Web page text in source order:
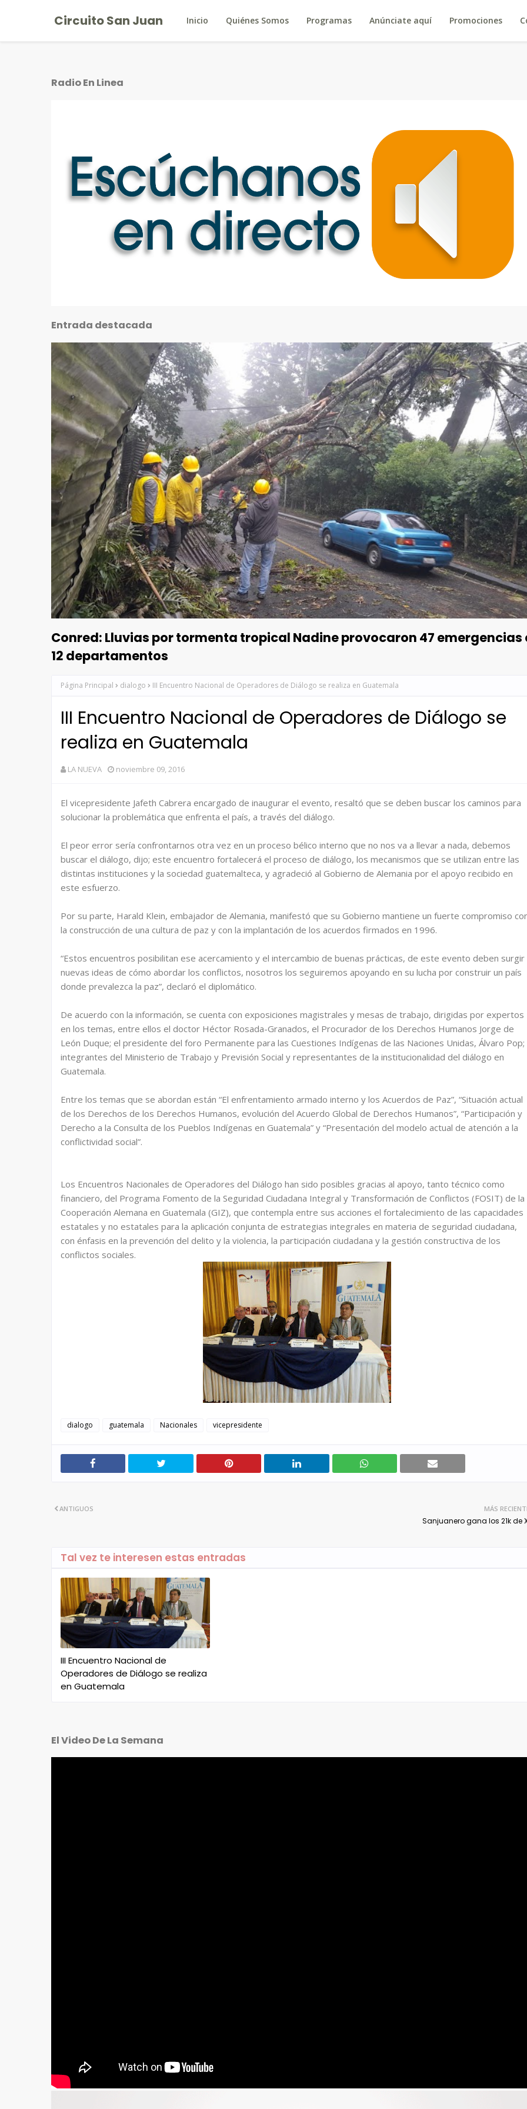
Circuito San Juan Inicio Quiénes Somos Programas Anúnciate aquí Promociones
Radio En Linea
Entrada destacada
Conred: Lluvias por tormenta tropical Nadine provocaron 47 emergencias
12 departamentos
Página Principal dialogo III Encuentro Nacional de Operadores de Diálogo se realiza en Guatemala
III Encuentro Nacional de Operadores de Diálogo se
realiza en Guatemala
LA NUEVA noviembre 09, 2016
El vicepresidente Jafeth Cabrera encargado de inaugurar el evento, resaltó que se deben buscar los caminos para
solucionar la problemática que enfrenta el país, a través del diálogo.
El peor error sería confrontarnos otra vez en un proceso bélico interno que no nos va a llevar a nada, debemos
buscar el diálogo, dijo; este encuentro fortalecerá el proceso de diálogo, los mecanismos que se utilizan entre las
distintas instituciones y la sociedad guatemalteca, y agradeció al Gobierno de Alemania por el apoyo recibido en
este esfuerzo.
Por su parte, Harald Klein, embajador de Alemania, manifestó que su Gobierno mantiene un fuerte compromiso
la construcción de una cultura de paz y con la implantación de los acuerdos firmados en 1996.
“Estos encuentros posibilitan ese acercamiento y el intercambio de buenas prácticas, de este evento deben surgir
nuevas ideas de cómo abordar los conflictos, nosotros los seguiremos apoyando en su lucha por construir un país
donde prevalezca la paz”, declaró el diplomático.
De acuerdo con la información, se cuenta con exposiciones magistrales y mesas de trabajo, dirigidas por expertos
en los temas, entre ellos el doctor Héctor Rosada-Granados, el Procurador de los Derechos Humanos Jorge de
León Duque; el presidente del foro Permanente para las Cuestiones Indígenas de las Naciones Unidas, Álvaro Pop;
integrantes del Ministerio de Trabajo y Previsión Social y representantes de la institucionalidad del diálogo en
Guatemala.
Entre los temas que se abordan están “El enfrentamiento armado interno y los Acuerdos de Paz”, “Situación actual
de los Derechos de los Derechos Humanos, evolución del Acuerdo Global de Derechos Humanos”, “Participación y
Derecho a la Consulta de los Pueblos Indígenas en Guatemala” y “Presentación del modelo actual de atención a la
conflictividad social”.
Los Encuentros Nacionales de Operadores del Diálogo han sido posibles gracias al apoyo, tanto técnico como
financiero, del Programa Fomento de la Seguridad Ciudadana Integral y Transformación de Conflictos (FOSIT) de la
Cooperación Alemana en Guatemala (GIZ), que contempla entre sus acciones el fortalecimiento de las capacidades
estatales y no estatales para la aplicación conjunta de estrategias integrales en materia de seguridad ciudadana,
con énfasis en la prevención del delito y la violencia, la participación ciudadana y la gestión constructiva de los
conflictos sociales.
dialogo guatemala Nacionales vicepresidente
MÁS
Sanjuanero gana los 21k de
ANTIGUOS
Tal vez te interesen estas entradas
III Encuentro Nacional de
Operadores de Diálogo se realiza
en Guatemala
El Video De La Semana